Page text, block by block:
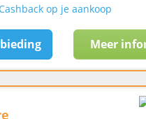
op je aankoop
Meer